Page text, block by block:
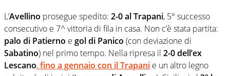
L’Avellino prosegue spedito: 2-0 al Trapani, 5° successo
consecutivo e 7^ vittoria di fila in casa. Non c’è stata partita:
palo di Patierno e gol di Panico (con deviazione di
Sabatino) nel primo tempo. Nella ripresa il 2-0 dell’ex
Lescano,fino a gennaio con il Trapani e un altro legno